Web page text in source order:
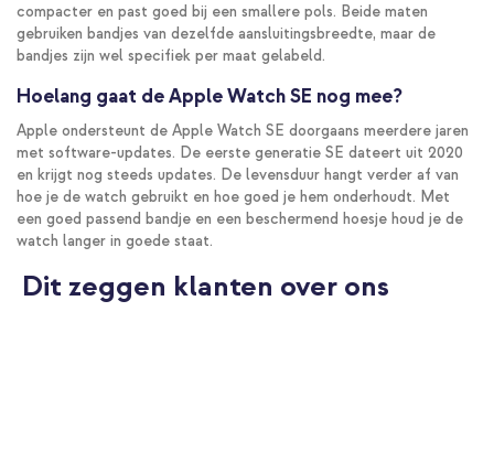
compacter en past goed bij een smallere pols. Beide maten
gebruiken bandjes van dezelfde aansluitingsbreedte, maar de
bandjes zijn wel specifiek per maat gelabeld.
Hoelang gaat de Apple Watch SE nog mee?
Apple ondersteunt de Apple Watch SE doorgaans meerdere jaren
met software-updates. De eerste generatie SE dateert uit 2020
en krijgt nog steeds updates. De levensduur hangt verder af van
hoe je de watch gebruikt en hoe goed je hem onderhoudt. Met
een goed passend bandje en een beschermend hoesje houd je de
watch langer in goede staat.
Dit zeggen klanten over ons